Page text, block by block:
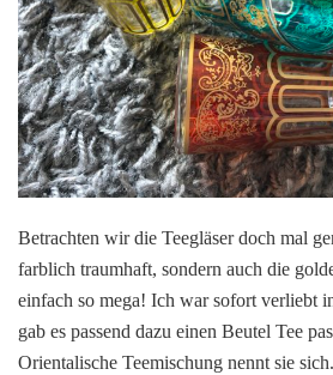
Betrachten wir die Teegläser doch mal
farblich traumhaft, sondern auch die
einfach so mega! Ich war sofort verliebt
gab es passend dazu einen Beutel Tee
Orientalische Teemischung nennt sie